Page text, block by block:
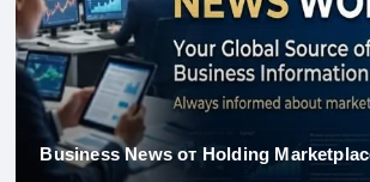
Business News от Holding